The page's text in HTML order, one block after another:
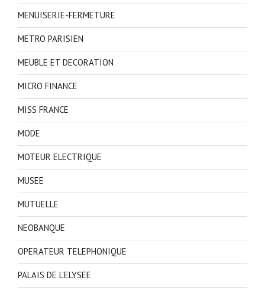
MENUISERIE-FERMETURE
METRO PARISIEN
MEUBLE ET DECORATION
MICRO FINANCE
MISS FRANCE
MODE
MOTEUR ELECTRIQUE
MUSEE
MUTUELLE
NEOBANQUE
OPERATEUR TELEPHONIQUE
PALAIS DE L'ELYSEE